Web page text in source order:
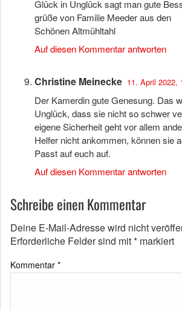
Glück in Unglück sagt man gute
grüße von Familie Meeder aus den
Schönen Altmühltahl
Auf diesen Kommentar antworten
Christine Meinecke 11. April 2022,
Der Kamerdin gute Genesung. Das
Unglück, dass sie nicht so schwer
eigene Sicherheit geht vor allem
Helfer nicht ankommen, können sie
Passt auf euch auf.
Auf diesen Kommentar antworten
Schreibe einen Kommentar
Deine E-Mail-Adresse wird nicht
Erforderliche Felder sind mit* markiert
Kommentar *